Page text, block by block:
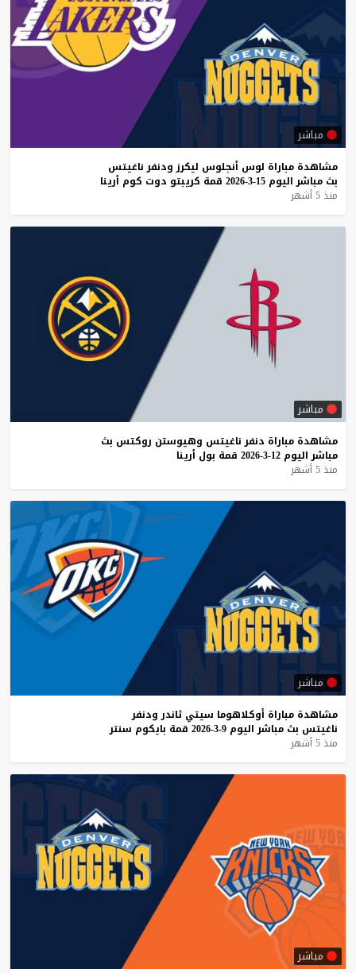
مباشر
مشاهدة مباراة لوس أنجلوس ليكرز ودنفر ناغيتس
بث مباشر اليوم 15-3-2026 قمة كريبتو دوت كوم أرينا
منذ 5 أشهر
مباشر
مشاهدة مباراة دنفر ناغيتس وهيوستن روكتس بث
مباشر اليوم 12-3-2026 قمة بول أرينا
منذ 5 أشهر
مباشر
مشاهدة مباراة أوكلاهوما سيتي ثاندر ودنفر
ناغيتس بث مباشر اليوم 9-3-2026 قمة بايكوم سنتر
منذ 5 أشهر
مباشر